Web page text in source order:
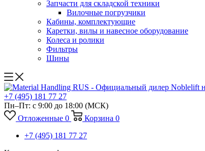
Запчасти для складской техники
Вилочные погрузчики
Кабины, комплектующие
Каретки, вилы и навесное оборудование
Колеса и ролики
Фильтры
Шины
+7 (495) 181 77 27
Пн–Пт: с 9:00 до 18:00 (МСК)
Отложенные 0 Корзина 0
+7 (495) 181 77 27